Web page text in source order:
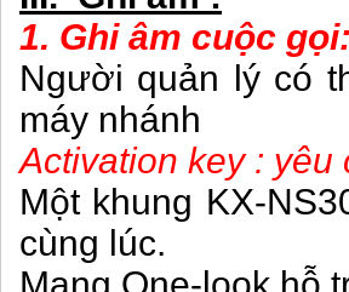
1. Ghi âm cuộc gọi:
Người quản lý có
máy nhánh
Activation key : yêu
Một khung KX-
cùng lúc.